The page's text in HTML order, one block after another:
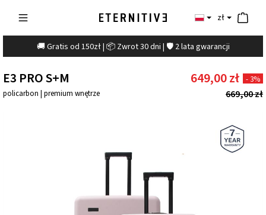
zł
🚚 Gratis od 150zł | 📦 Zwrot 30 dni | 🛡️ 2 lata gwarancji
E3 PRO S+M
policarbon | premium wnętrze
649,00 zł - 3%
669,00 zł